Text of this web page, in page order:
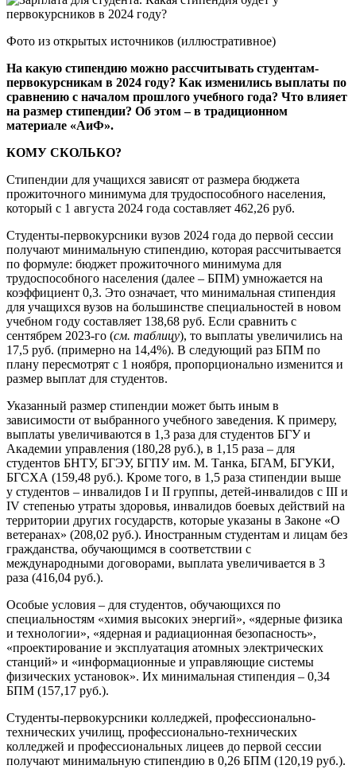
Фото из открытых источников (иллюстративное)
На какую стипендию можно рассчитывать студентам-
первокурсникам в 2024 году? Как изменились выплаты по
сравнению с началом прошлого учебного года? Что влияет
на размер стипендии? Об этом – в традиционном
материале «АиФ».
КОМУ СКОЛЬКО?
Стипендии для учащихся зависят от размера бюджета
прожиточного минимума для трудоспособного населения,
который с 1 августа 2024 года составляет 462,26 руб.
Студенты-первокурсники вузов 2024 года до первой сессии
получают минимальную стипендию, которая рассчитывается
по формуле: бюджет прожиточного минимума для
трудоспособного населения (далее – БПМ) умножается на
коэффициент 0,3. Это означает, что минимальная стипендия
для учащихся вузов на большинстве специальностей в новом
учебном году составляет 138,68 руб. Если сравнить с
сентябрем 2023-го (см. таблицу), то выплаты увеличились на
17,5 руб. (примерно на 14,4%). В следующий раз БПМ по
плану пересмотрят с 1 ноября, пропорционально изменится и
размер выплат для студентов.
Указанный размер стипендии может быть иным в
зависимости от выбранного учебного заведения. К примеру,
выплаты увеличиваются в 1,3 раза для студентов БГУ и
Академии управления (180,28 руб.), в 1,15 раза – для
студентов БНТУ, БГЭУ, БГПУ им. М. Танка, БГАМ, БГУКИ,
БГСХА (159,48 руб.). Кроме того, в 1,5 раза стипендии выше
у студентов – инвалидов I и II группы, детей-инвалидов с III и
IV степенью утраты здоровья, инвалидов боевых действий на
территории других государств, которые указаны в Законе «О
ветеранах» (208,02 руб.). Иностранным студентам и лицам без
гражданства, обучающимся в соответствии с
международными договорами, выплата увеличивается в 3
раза (416,04 руб.).
Особые условия – для студентов, обучающихся по
специальностям «химия высоких энергий», «ядерные физика
и технологии», «ядерная и радиационная безопасность»,
«проектирование и эксплуатация атомных электрических
станций» и «информационные и управляющие системы
физических установок». Их минимальная стипендия – 0,34
БПМ (157,17 руб.).
Студенты-первокурсники колледжей, профессионально-
технических училищ, профессионально-технических
колледжей и профессиональных лицеев до первой сессии
получают минимальную стипендию в 0,26 БПМ (120,19 руб.).